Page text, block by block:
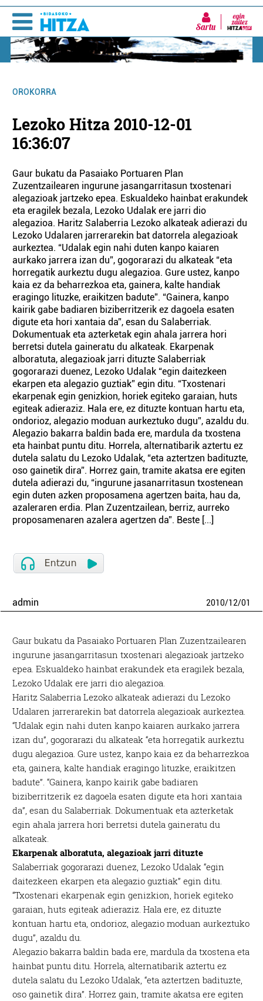
Sartu
OROKORRA
Lezoko Hitza 2010-12-01
16:36:07
Gaur bukatu da Pasaiako Portuaren Plan
Zuzentzailearen ingurune jasangarritasun txostenari
alegazioak jartzeko epea. Eskualdeko hainbat erakundek
eta eragilek bezala, Lezoko Udalak ere jarri dio
alegazioa. Haritz Salaberria Lezoko alkateak adierazi du
Lezoko Udalaren jarrerarekin bat datorrela alegazioak
aurkeztea. “Udalak egin nahi duten kanpo kaiaren
aurkako jarrera izan du”, gogorarazi du alkateak “eta
horregatik aurkeztu dugu alegazioa. Gure ustez, kanpo
kaia ez da beharrezkoa eta, gainera, kalte handiak
eragingo lituzke, eraikitzen badute”. “Gainera, kanpo
kairik gabe badiaren biziberritzerik ez dagoela esaten
digute eta hori xantaia da”, esan du Salaberriak.
Dokumentuak eta azterketak egin ahala jarrera hori
berretsi dutela gaineratu du alkateak. Ekarpenak
alboratuta, alegazioak jarri dituzte Salaberriak
gogorarazi duenez, Lezoko Udalak “egin daitezkeen
ekarpen eta alegazio guztiak” egin ditu. “Txostenari
ekarpenak egin genizkion, horiek egiteko garaian, huts
egiteak adieraziz. Hala ere, ez dituzte kontuan hartu eta,
ondorioz, alegazio moduan aurkeztuko dugu”, azaldu du.
Alegazio bakarra baldin bada ere, mardula da txostena
eta hainbat puntu ditu. Horrela, alternatibarik aztertu ez
dutela salatu du Lezoko Udalak, “eta aztertzen badituzte,
oso gainetik dira”. Horrez gain, tramite akatsa ere egiten
dutela adierazi du, “ingurune jasanarritasun txostenean
egin duten azken proposamena agertzen baita, hau da,
azaleraren erdia. Plan Zuzentzailean, berriz, aurreko
proposamenaren azalera agertzen da”. Beste [...]
admin 2010/12/01
Gaur bukatu da Pasaiako Portuaren Plan Zuzentzailearen
ingurune jasangarritasun txostenari alegazioak jartzeko
epea. Eskualdeko hainbat erakundek eta eragilek bezala,
Lezoko Udalak ere jarri dio alegazioa.
Haritz Salaberria Lezoko alkateak adierazi du Lezoko
Udalaren jarrerarekin bat datorrela alegazioak aurkeztea.
“Udalak egin nahi duten kanpo kaiaren aurkako jarrera
izan du”, gogorarazi du alkateak “eta horregatik aurkeztu
dugu alegazioa. Gure ustez, kanpo kaia ez da beharrezkoa
eta, gainera, kalte handiak eragingo lituzke, eraikitzen
badute”. “Gainera, kanpo kairik gabe badiaren
biziberritzerik ez dagoela esaten digute eta hori xantaia
da”, esan du Salaberriak. Dokumentuak eta azterketak
egin ahala jarrera hori berretsi dutela gaineratu du
alkateak.
Ekarpenak alboratuta, alegazioak jarri dituzte
Salaberriak gogorarazi duenez, Lezoko Udalak “egin
daitezkeen ekarpen eta alegazio guztiak” egin ditu.
“Txostenari ekarpenak egin genizkion, horiek egiteko
garaian, huts egiteak adieraziz. Hala ere, ez dituzte
kontuan hartu eta, ondorioz, alegazio moduan aurkeztuko
dugu”, azaldu du.
Alegazio bakarra baldin bada ere, mardula da txostena eta
hainbat puntu ditu. Horrela, alternatibarik aztertu ez
dutela salatu du Lezoko Udalak, “eta aztertzen badituzte,
oso gainetik dira”. Horrez gain, tramite akatsa ere egiten